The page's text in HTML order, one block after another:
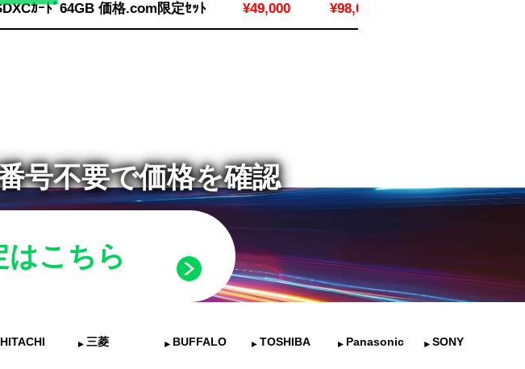
ｶｰﾄﾞ64GB 価格.com限定ｾｯﾄ ¥49,000 ¥98,000
号不要で価格を確認
はこちら
HITACHI 三菱 BUFFALO TOSHIBA Panasonic SONY